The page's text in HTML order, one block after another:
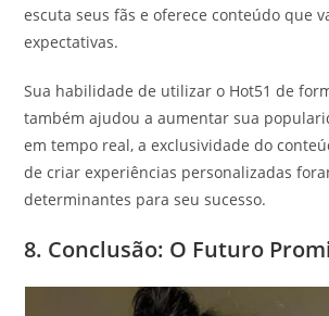
escuta seus fãs e oferece conteúdo que
expectativas.
Sua habilidade de utilizar o Hot51 de
também ajudou a aumentar sua
em tempo real, a exclusividade do
de criar experiências personalizadas
determinantes para seu sucesso.
8. Conclusão: O Futuro